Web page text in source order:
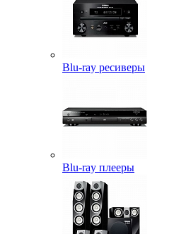
Blu-ray ресиверы
Blu-ray плееры